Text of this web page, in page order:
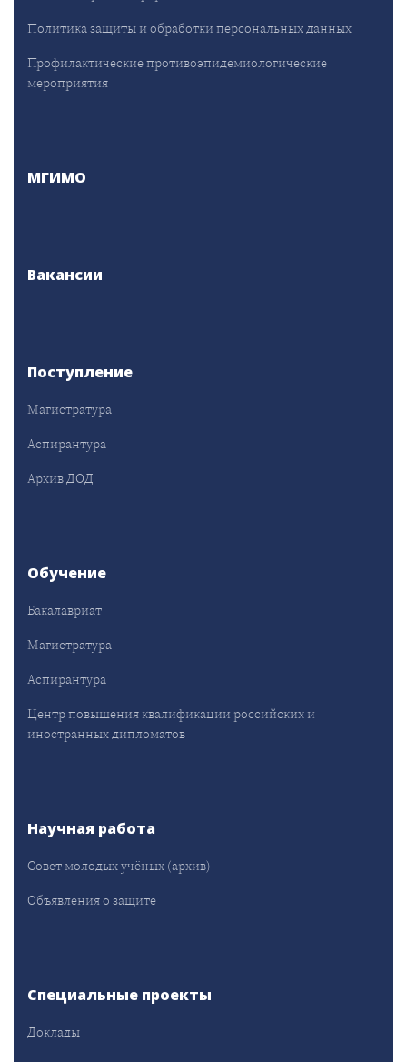
Политика защиты и обработки персональных данных
Профилактические противоэпидемиологические
мероприятия
МГИМО
Вакансии
Поступление
Магистратура
Аспирантура
Архив ДОД
Обучение
Бакалавриат
Магистратура
Аспирантура
Центр повышения квалификации российских и
иностранных дипломатов
Научная работа
Совет молодых учёных (архив)
Объявления о защите
Специальные проекты
Доклады